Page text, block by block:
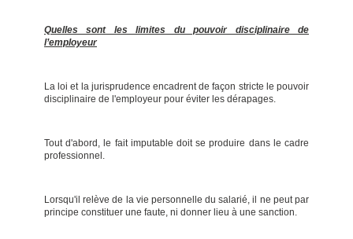
Quelles sont les limites du pouvoir disciplinaire de
l’employeur
La loi et la jurisprudence encadrent de façon stricte le pouvoir
disciplinaire de l'employeur pour éviter les dérapages.
Tout d'abord, le fait imputable doit se produire dans le cadre
professionnel.
Lorsqu'il relève de la vie personnelle du salarié, il ne peut par
principe constituer une faute, ni donner lieu à une sanction.